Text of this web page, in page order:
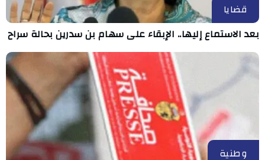
قضايا
بعد الاستماع إليها.. الإبقاء على سهام بن سدرين بحالة سراح
وطنية